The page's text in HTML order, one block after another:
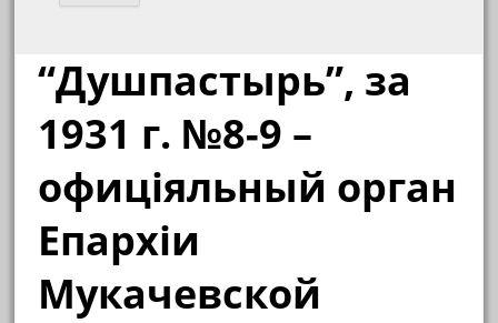
“Душпастырь”, за
1931 г. №8-9 –
офиціяльный орган
Епархіи
Мукачевской